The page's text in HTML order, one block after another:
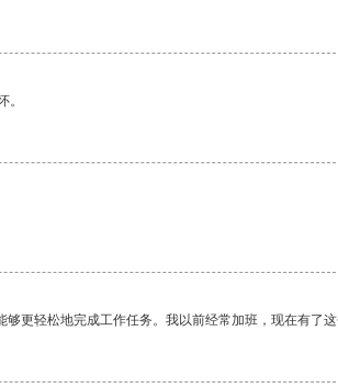
。
更轻松地完成工作任务。我以前经常加班，现在有了